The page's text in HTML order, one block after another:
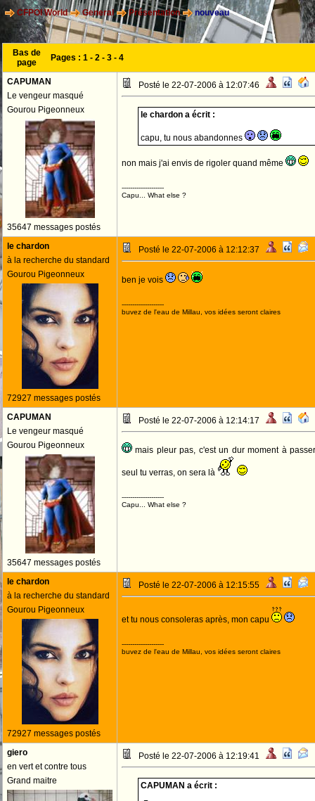
CFPOI World General Présentation nouveau
Bas de
page
Pages : 1 - 2 - 3 - 4
CAPUMAN
Le vengeur masqué
Gourou Pigeonneux
35647 messages postés
Posté le 22-07-2006 à 12:07:46
le chardon a écrit :
capu, tu nous abandonnes
non mais j'ai envis de rigoler quand même
--------------------
Capu... What else ?
le chardon
à la recherche du standard
Gourou Pigeonneux
72927 messages postés
Posté le 22-07-2006 à 12:12:37
ben je vois
--------------------
buvez de l'eau de Millau, vos idées seront claires
CAPUMAN
Le vengeur masqué
Gourou Pigeonneux
35647 messages postés
Posté le 22-07-2006 à 12:14:17
mais pleur pas, c'est un dur moment à
seul tu verras, on sera là
--------------------
Capu... What else ?
le chardon
à la recherche du standard
Gourou Pigeonneux
72927 messages postés
Posté le 22-07-2006 à 12:15:55
et tu nous consoleras après, mon capu
--------------------
buvez de l'eau de Millau, vos idées seront claires
giero
en vert et contre tous
Grand maitre
Posté le 22-07-2006 à 12:19:41
CAPUMAN a écrit :